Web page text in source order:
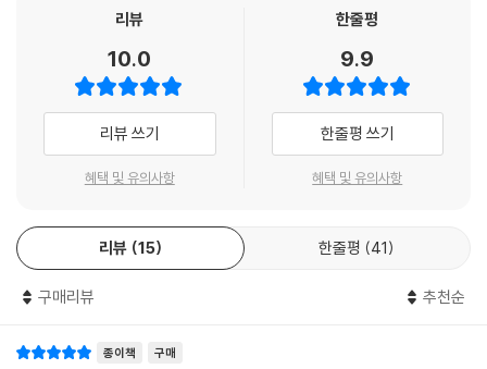
서는 청소년들이 국가 경제 이슈를 살펴봄으로써 우리나라와 세계의 경제
청소년이 가정에서, 학교에서, 또래끼리의 모임에서 경험할 수 있는 사례
들이 가득 담겨 있다. 교복 가격은 왜 어느 회사나 비슷한지, 아이돌 콘서트
의 표 값이 치솟는 이유는 무엇인지, 왜 독서실의 하루 이용 요금이 비싼지
등 청소년들이 궁금해할 법한 다양하고 재미있는 사례를 저자 특유의 날카
자의 시선으로 세상을 바라보게 될 것이다. 마지막으로 한진수 교수는 청
소년들에게 ‘경제적 사고방식’을 가질 것을 권한다. 자본주의 사회에서 경
제적 사고력은 곧 세상을 보는 눈을 키우고 자기 인생을 주체적으로 살아
가는 데 매우 중요한 자질이다. 청소년들은 경제적 사고방식을 익히고 앞
습을 할 수 있을 것이다. 비단 청소년뿐만 아니라 학생들에게 경제를 바로
리뷰
10.0
리뷰 쓰기
혜택 및 유의사항
한줄평
9.9
한줄평 쓰기
혜택 및 유의사항
리뷰 15 한줄평 41
구매리뷰 추천순
종이책 구매